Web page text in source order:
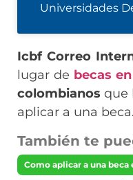
Universidades
Icbf Correo
lugar de becas
colombianos que
aplicar a una beca.
También te
Como aplicar a una beca